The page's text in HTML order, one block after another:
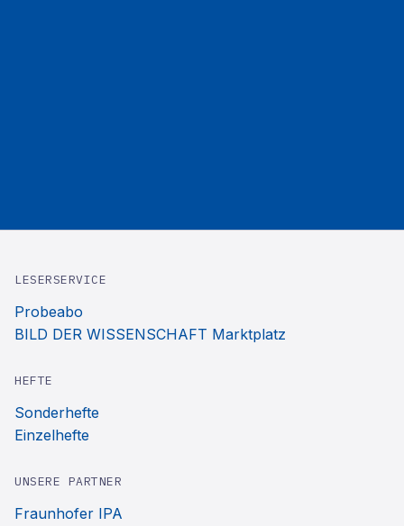
LESERSERVICE
Probeabo
BILD DER WISSENSCHAFT Marktplatz
HEFTE
Sonderhefte
Einzelhefte
UNSERE PARTNER
Fraunhofer IPA